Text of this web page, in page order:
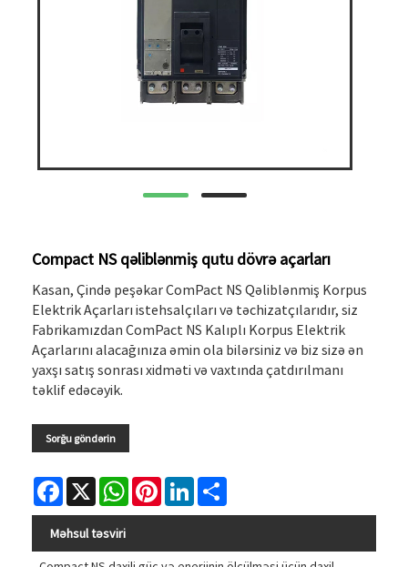
Compact NS qəliblənmiş qutu dövrə açarları
Kasan, Çində peşəkar ComPact NS Qəliblənmiş Korpus
Elektrik Açarları istehsalçıları və təchizatçılarıdır, siz
Fabrikamızdan ComPact NS Kalıplı Korpus Elektrik
Açarlarını alacağınıza əmin ola bilərsiniz və biz sizə ən
yaxşı satış sonrası xidməti və vaxtında çatdırılmanı
təklif edəcəyik.
Sorğu göndərin
Facebook
X WhatsAppPinterestLinkedIn
Məhsul təsviri